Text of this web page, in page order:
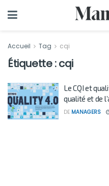
Accueil Tag cqi
Étiquette :cqi
Le CQI et
qualité et de
DE MANAGERS